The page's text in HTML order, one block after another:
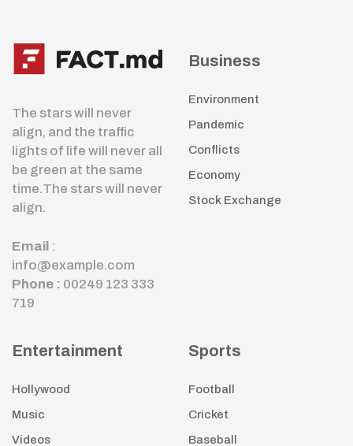
The stars will never
align, and the traffic
lights of life will never all
be green at the same
time.The stars will never
align.
Email :
info@example.com
Phone : 00249 123 333
719
Business
Environment
Pandemic
Conflicts
Economy
Stock Exchange
Entertainment
Hollywood
Music
Videos
Sports
Football
Cricket
Baseball